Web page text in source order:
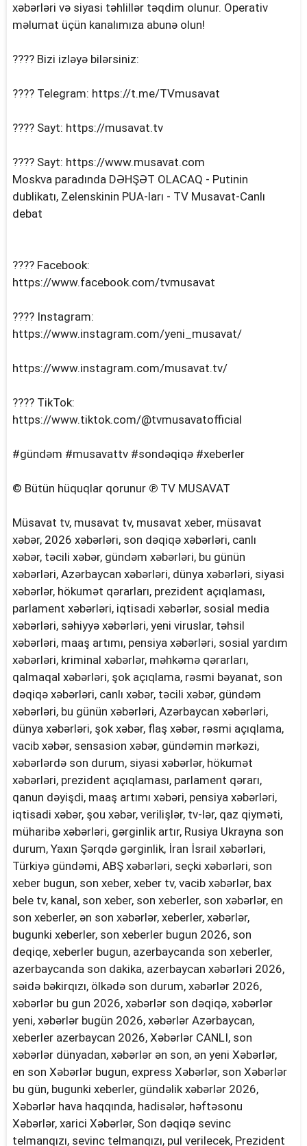
xəbərləri və siyasi təhlillər təqdim olunur. Operativ
məlumat üçün kanalımıza abunə olun!
???? Bizi izləyə bilərsiniz:
???? Telegram: https://t.me/TVmusavat
???? Sayt: https://musavat.tv
???? Sayt: https://www.musavat.com
Moskva paradında DƏHŞƏT OLACAQ - Putinin
dublikatı, Zelenskinin PUA-ları - TV Musavat-Canlı
debat
???? Facebook:
https://www.facebook.com/tvmusavat
???? Instagram:
https://www.instagram.com/yeni_musavat/
https://www.instagram.com/musavat.tv/
???? TikTok:
https://www.tiktok.com/@tvmusavatofficial
#gündəm #musavattv #sondəqiqə #xeberler
© Bütün hüquqlar qorunur ℗ TV MUSAVAT
Müsavat tv, musavat tv, musavat xeber, müsavat
xəbər, 2026 xəbərləri, son dəqiqə xəbərləri, canlı
xəbər, təcili xəbər, gündəm xəbərləri, bu günün
xəbərləri, Azərbaycan xəbərləri, dünya xəbərləri, siyasi
xəbərlər, hökumət qərarları, prezident açıqlaması,
parlament xəbərləri, iqtisadi xəbərlər, sosial media
xəbərləri, səhiyyə xəbərləri, yeni viruslar, təhsil
xəbərləri, maaş artımı, pensiya xəbərləri, sosial yardım
xəbərləri, kriminal xəbərlər, məhkəmə qərarları,
qalmaqal xəbərləri, şok açıqlama, rəsmi bəyanat, son
dəqiqə xəbərləri, canlı xəbər, təcili xəbər, gündəm
xəbərləri, bu günün xəbərləri, Azərbaycan xəbərləri,
dünya xəbərləri, şok xəbər, flaş xəbər, rəsmi açıqlama,
vacib xəbər, sensasion xəbər, gündəmin mərkəzi,
xəbərlərdə son durum, siyasi xəbərlər, hökumət
xəbərləri, prezident açıqlaması, parlament qərarı,
qanun dəyişdi, maaş artımı xəbəri, pensiya xəbərləri,
iqtisadi xəbər, şou xəbər, verilişlər, tv-lər, qaz qiyməti,
müharibə xəbərləri, gərginlik artır, Rusiya Ukrayna son
durum, Yaxın Şərqdə gərginlik, İran İsrail xəbərləri,
Türkiyə gündəmi, ABŞ xəbərləri, seçki xəbərləri, son
xeber bugun, son xeber, xeber tv, vacib xəbərlər, bax
bele tv, kanal, son xeber, son xeberler, son xəbərlər, en
son xeberler, ən son xəbərlər, xeberler, xəbərlər,
bugunki xeberler, son xeberler bugun 2026, son
deqiqe, xeberler bugun, azerbaycanda son xeberler,
azerbaycanda son dakika, azerbaycan xəbərləri 2026,
səidə bəkirqızı, ölkədə son durum, xəbərlər 2026,
xəbərlər bu gun 2026, xəbərlər son dəqiqə, xəbərlər
yeni, xəbərlər bugün 2026, xəbərlər Azərbaycan,
xeberler azerbaycan 2026, Xəbərlər CANLI, son
xəbərlər dünyadan, xəbərlər ən son, ən yeni Xəbərlər,
en son Xəbərlər bugun, express Xəbərlər, son Xəbərlər
bu gün, bugunki xeberler, gündəlik xəbərlər 2026,
Xəbərlər hava haqqında, hadisələr, həftəsonu
Xəbərlər, xarici Xəbərlər, Son dəqiqə sevinc
telmanqızı, sevinc telmanqızı, pul verilecek, Prezident